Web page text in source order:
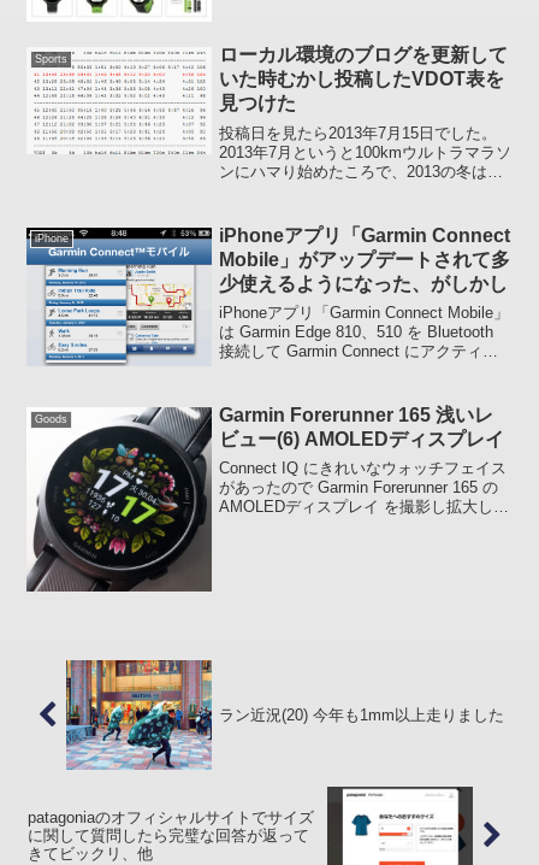
Sports
ローカル環境のブログを更新して
いた時むかし投稿したVDOT表を
見つけた
投稿日を見たら2013年7月15日でした。
2013年7月というと100kmウルトラマラソ
ンにハマり始めたころで、2013の冬はフ
新に夢中になり始めた頃ですね、初期
段...
iPhone
iPhoneアプリ「Garmin Connect
Mobile」がアップデートされて多
少使えるようになった、がしかし
iPhoneアプリ「Garmin Connect Mobile」
は Garmin Edge 810、510 を Bluetooth
接続して Garmin Connect にアクティビ
Goods
Garmin Forerunner 165 浅いレ
ビュー(6) AMOLEDディスプレイ
Connect IQ にきれいなウォッチフェイス
があったので Garmin Forerunner 165 の
AMOLEDディスプレイ を撮影し拡大して
ラン近況(20) 今年も1mm以上走りました
patagoniaのオフィシャルサイトでサイズ
に関して質問したら完璧な回答が返って
きてビックリ、他